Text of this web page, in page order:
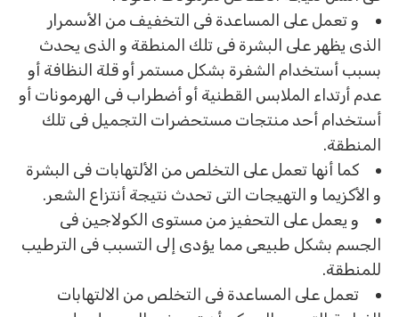
و تعمل على المساعدة فى التخفيف من الأسمرار
الذى يظهر على البشرة فى تلك المنطقة و الذى يحدث
بسبب أستخدام الشفرة بشكل مستمر أو قلة النظافة أو
عدم أرتداء الملابس القطنية أو أضطراب فى الهرمونات أو
أستخدام أحد منتجات مستحضرات التجميل فى تلك
المنطقة.
كما أنها تعمل على التخلص من الألتهابات فى البشرة
و الأكزيما و التهيجات التى تحدث نتيجة أنتزاع الشعر.
و يعمل على التحفيز من مستوى الكولاجين فى
الجسم بشكل طبيعى مما يؤدى إلى التسبب فى الترطيب
للمنطقة.
تعمل على المساعدة فى التخلص من الالتهابات